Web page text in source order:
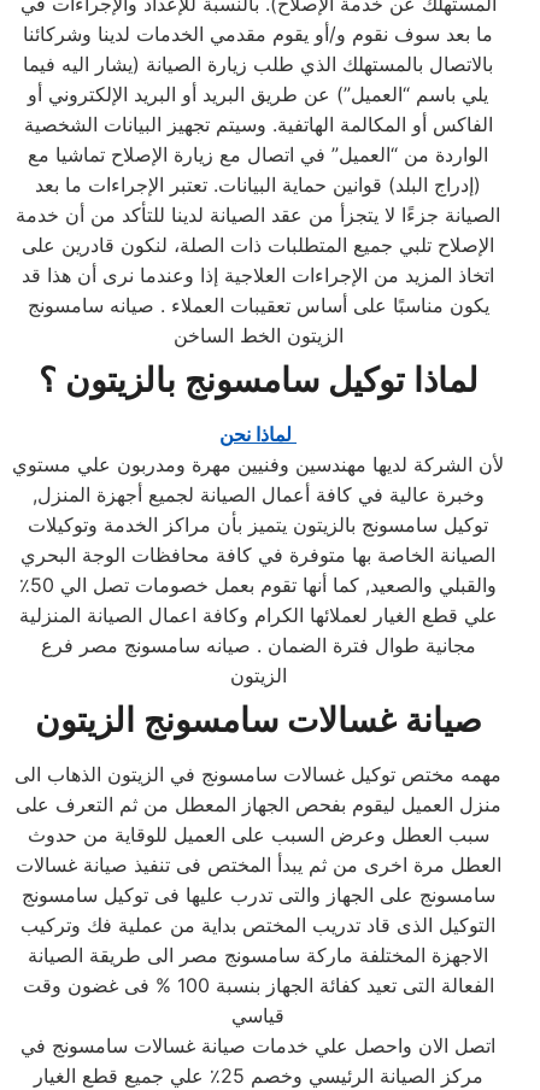
ما بعد سوف نقوم و/أو يقوم مقدمي الخدمات لدينا وشركائنا
بالاتصال بالمستهلك الذي طلب زيارة الصيانة (يشار اليه فيما
يلي باسم “العميل”) عن طريق البريد أو البريد الإلكتروني أو
الفاكس أو المكالمة الهاتفية. وسيتم تجهيز البيانات الشخصية
الواردة من “العميل” في اتصال مع زيارة الإصلاح تماشيا مع
(إدراج البلد) قوانين حماية البيانات. تعتبر الإجراءات ما بعد
الصيانة جزءًا لا يتجزأ من عقد الصيانة لدينا للتأكد من أن خدمة
الإصلاح تلبي جميع المتطلبات ذات الصلة، لنكون قادرين على
اتخاذ المزيد من الإجراءات العلاجية إذا وعندما نرى أن هذا قد
يكون مناسبًا على أساس تعقيبات العملاء . صيانه سامسونج
الزيتون الخط الساخن
لماذا توكيل سامسونج بالزيتون ؟
لأن الشركة لديها مهندسين وفنيين مهرة ومدربون علي مستوي
وخبرة عالية في كافة أعمال الصيانة لجميع أجهزة المنزل,
توكيل سامسونج بالزيتون يتميز بأن مراكز الخدمة وتوكيلات
الصيانة الخاصة بها متوفرة في كافة محافظات الوجة البحري
والقبلي والصعيد, كما أنها تقوم بعمل خصومات تصل الي 50٪
علي قطع الغيار لعملائها الكرام وكافة اعمال الصيانة المنزلية
مجانية طوال فترة الضمان . صيانه سامسونج مصر فرع
الزيتون
صيانة غسالات سامسونج الزيتون
مهمه مختص توكيل غسالات سامسونج في الزيتون الذهاب الى
منزل العميل ليقوم بفحص الجهاز المعطل من ثم التعرف على
سبب العطل وعرض السبب على العميل للوقاية من حدوث
العطل مرة اخرى من ثم يبدأ المختص فى تنفيذ صيانة غسالات
سامسونج على الجهاز والتى تدرب عليها فى توكيل سامسونج
التوكيل الذى قاد تدريب المختص بداية من عملية فك وتركيب
الاجهزة المختلفة ماركة سامسونج مصر الى طريقة الصيانة
الفعالة التى تعيد كفائة الجهاز بنسبة 100 % فى غضون وقت
قياسي
اتصل الان واحصل علي خدمات صيانة غسالات سامسونج في
مركز الصيانة الرئيسي وخصم 25٪ علي جميع قطع الغيار